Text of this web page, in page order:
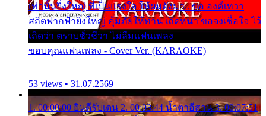
เท่านั้นยิ่งใหญ่ ที่เป็นแรงใจ ให้ผมดังมา.. ขอ องค์เทวา
สถิตฟากฟ้ายิ่งใหญ่ คุ้มภัยให้ท่าน เถิดหนา ขอจงเชื่อใจ ไว้
เถิดว่า ตราบชั่วชีวา ไม่ลืมแฟนเพลง
ขอบคุณแฟนเพลง - Cover Ver. (KARAOKE)
53 views • 31.07.2569
1. 00:00:00 ยินดีรับเดน 2. 00:03:44 น้ำตาอีสาน 3. 00:07:51